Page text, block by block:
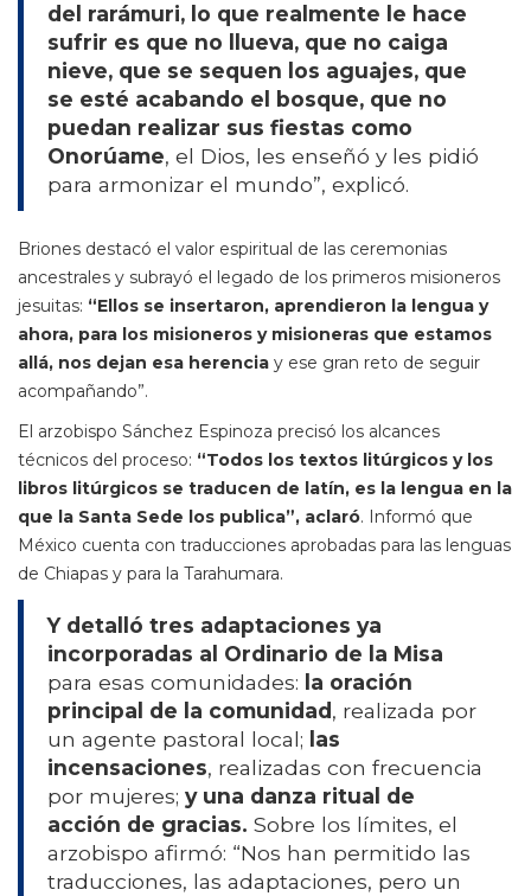
del rarámuri, lo que realmente le hace
sufrir es que no llueva, que no caiga
nieve, que se sequen los aguajes, que
se esté acabando el bosque, que no
puedan realizar sus fiestas como
Onorúame, el Dios, les enseñó y les pidió
para armonizar el mundo”, explicó.
Briones destacó el valor espiritual de las ceremonias
ancestrales y subrayó el legado de los primeros misioneros
jesuitas: “Ellos se insertaron, aprendieron la lengua y
ahora, para los misioneros y misioneras que estamos
allá, nos dejan esa herencia y ese gran reto de seguir
acompañando”.
El arzobispo Sánchez Espinoza precisó los alcances
técnicos del proceso: “Todos los textos litúrgicos y los
libros litúrgicos se traducen de latín, es la lengua en la
que la Santa Sede los publica”, aclaró. Informó que
México cuenta con traducciones aprobadas para las lenguas
de Chiapas y para la Tarahumara.
Y detalló tres adaptaciones ya
incorporadas al Ordinario de la Misa
para esas comunidades: la oración
principal de la comunidad, realizada por
un agente pastoral local; las
incensaciones, realizadas con frecuencia
por mujeres; y una danza ritual de
acción de gracias. Sobre los límites, el
arzobispo afirmó: “Nos han permitido las
traducciones, las adaptaciones, pero un